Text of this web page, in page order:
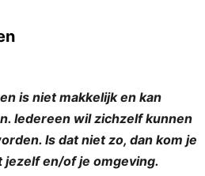
is niet makkelijk en kan
Iedereen wil zichzelf kunnen
Is dat niet zo, dan kom je
en/of je omgeving.